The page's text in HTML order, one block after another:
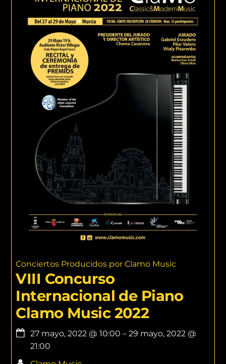
Conciertos Producidos por Clamo Music
VIII Concurso
Internacional de Piano
Clamo Music 2022
27 mayo, 2022 @10:00 –29 mayo, 2022 @
21:00